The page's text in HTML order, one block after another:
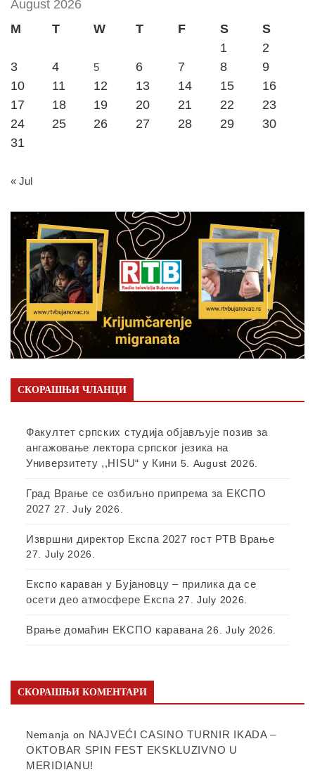
August 2026
M
T W T F S
S
1
2
3
4 5 6 7 8
9
10
11 12 13 14 15
16
17
18 19 20 21 22
23
24
25 26 27 28 29
30
31
« Jul
СКОРАШЊИ ЧЛАНЦИ
Факултет српских студија објављује позив за
ангажовање лектора српског језика на
Универзитету ,,HISU“ у Кини 5. August 2026.
Град Врање се озбиљно припрема за ЕКСПО
2027 27. July 2026.
Извршни директор Експа 2027 гост РТВ Врање
27. July 2026.
Експо караван у Бујановцу – прилика да се
осети део атмосфере Експа 27. July 2026.
Врање домаћин ЕКСПО каравана 26. July 2026.
СКОРАШЊИ КОМЕНТАРИ
Nemanja on NAJVEĆI CASINO TURNIR IKADA –
OKTOBAR SPIN FEST EKSKLUZIVNO U
MERIDIANU!